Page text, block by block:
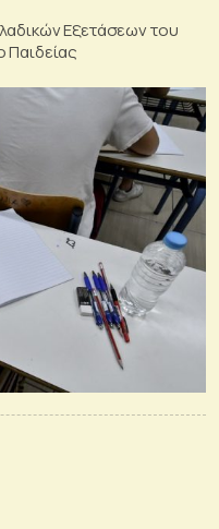
Εξετάσεων του